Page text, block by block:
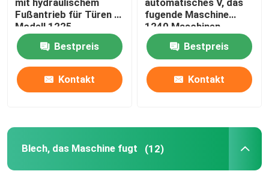
Qualitätskontrolle
Fordern Sie ein Zitat
Hochgeschwindigkeitsv, das Maschine fugt
Fugende Maschine CNC V
Automatisches V, das Maschine fugt
mit hydraulischem
Fußantrieb für Türen -
Modell 1225
Bestpreis
Kontakt
automatisches V, das
fugende Maschine
1240 Maschinen-
Edelstahl Cnc V fugt
Bestpreis
Kontakt
Blech, das Maschine fugt (12)